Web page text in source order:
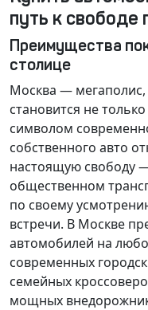
путь к
Преимущества
столице
Москва —
становится не
символом
собственного авто
настоящую свободу
общественном
по своему
встречи. В Москве
автомобилей на
современных
семейных
мощных